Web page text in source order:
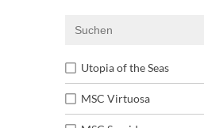
Utopia of the Seas
MSC Virtuosa